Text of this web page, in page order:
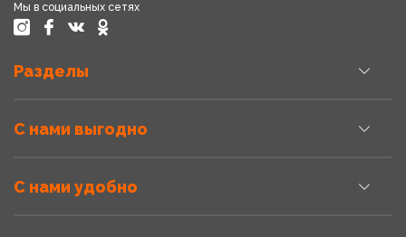
Мы в социальных сетях
Разделы
С нами выгодно
С нами удобно